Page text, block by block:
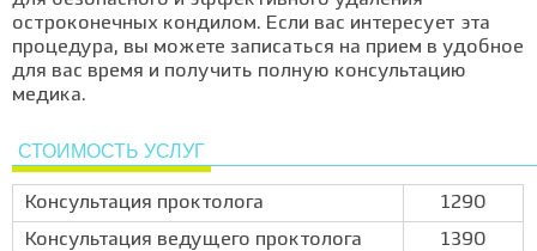
остроконечных кондилом. Если вас интересует эта
процедура, вы можете записаться на прием в удобное
для вас время и получить полную консультацию
медика.
СТОИМОСТЬ УСЛУГ
Консультация проктолога
1290
Консультация ведущего проктолога
1390